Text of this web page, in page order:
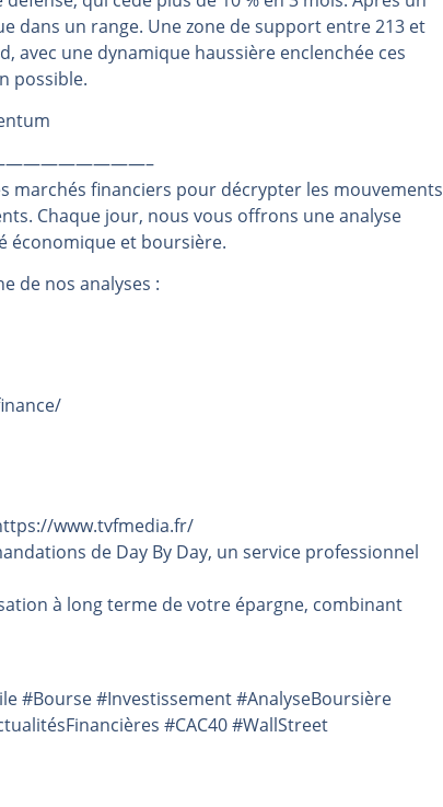
temps cette semaine | par Louis-Antoine Michelet
Stratégique Hebdomadaire – Éric Galiègue
Quesada – Chrono CAC
temps cette semaine ? | par Louis-Antoine Michelet
dans un range. Une zone de support entre 213 et
avec une dynamique haussière enclenchée ces
possible.
marchés financiers pour décrypter les mouvements
Chaque jour, nous vous offrons une analyse
économique et boursière.
de nos analyses :
www.tvfmedia.fr/
de Day By Day, un service professionnel
à long terme de votre épargne, combinant
#Bourse #Investissement #AnalyseBoursière
#CAC40 #WallStreet